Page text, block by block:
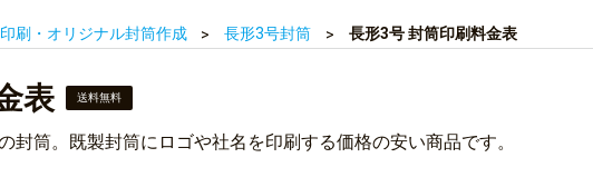
刷・オリジナル封筒作成 長形3号封筒 長形3号 封筒印刷料金表
表 送料無料
封筒。既製封筒にロゴや社名を印刷する価格の安い商品です。